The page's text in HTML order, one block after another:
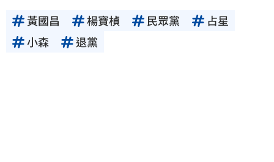
黃國昌 楊寶楨 民眾黨
占星
小森
退黨